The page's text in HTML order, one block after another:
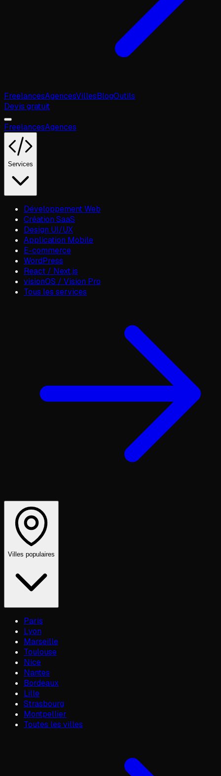
FreelancesAgencesVillesBlogOutils
Devis gratuit
FreelancesAgences
Services
Développement Web
Création SaaS
Design UI/UX
Application Mobile
E-commerce
WordPress
React / Next.js
visionOS / Vision Pro
Tous les services
Villes populaires
Paris
Lyon
Marseille
Toulouse
Nice
Nantes
Bordeaux
Lille
Strasbourg
Montpellier
Toutes les villes